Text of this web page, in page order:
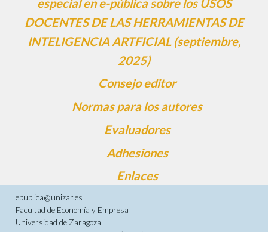
DOCENTES DE LAS HERRAMIENTAS DE
INTELIGENCIA ARTFICIAL (septiembre,
2025)
Consejo editor
Normas para los autores
Evaluadores
Adhesiones
Enlaces
epublica@unizar.es
Facultad de Economía y Empresa
Universidad de Zaragoza